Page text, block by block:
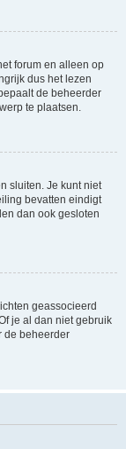
forum en alleen op
dus het lezen
de beheerder
te plaatsen.
sluiten. Je kunt niet
bevatten eindigt
dan ook gesloten
geassocieerd
je al dan niet gebruik
de beheerder